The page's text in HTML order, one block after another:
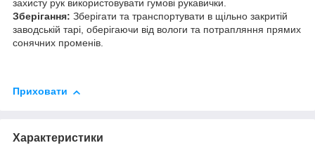
захисту рук використовувати гумові рукавички.
Зберігання: Зберігати та транспортувати в щільно закритій
заводській тарі, оберігаючи від вологи та потрапляння прямих
сонячних променів.
Приховати
Характеристики